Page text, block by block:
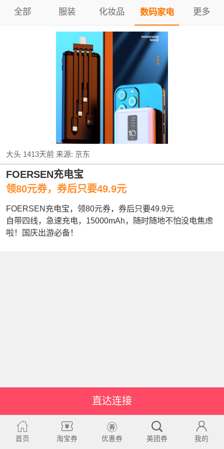
全部 服装 化妆品 数码家电 更多
大头 1413天前来源: 京东
FOERSEN充电宝
领80元券，券后只要49.9元
FOERSEN充电宝，领80元券，券后只要49.9元
自带四线，急速充电，15000mAh，随时随地不怕没电焦虑
啦！国庆出游必备！
直达连接
首页 淘宝券 优惠券 美团券 我的